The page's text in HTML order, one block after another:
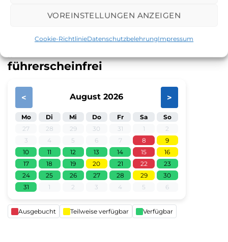
VOREINSTELLUNGEN ANZEIGEN
Cookie-RichtlinieDatenschutzbelehrungImpressum
führerscheinfrei
< August 2026 >
Mo Di Mi Do Fr Sa
So
27
28 29 30 31 1
2
3
4 5 6 7 8
9
10
11 12 13 14 15
16
17
18 19 20 21 22
23
24
25 26 27 28 29
30
31
1 2 3 4 5 6
Ausgebucht Teilweise verfügbar Verfügbar